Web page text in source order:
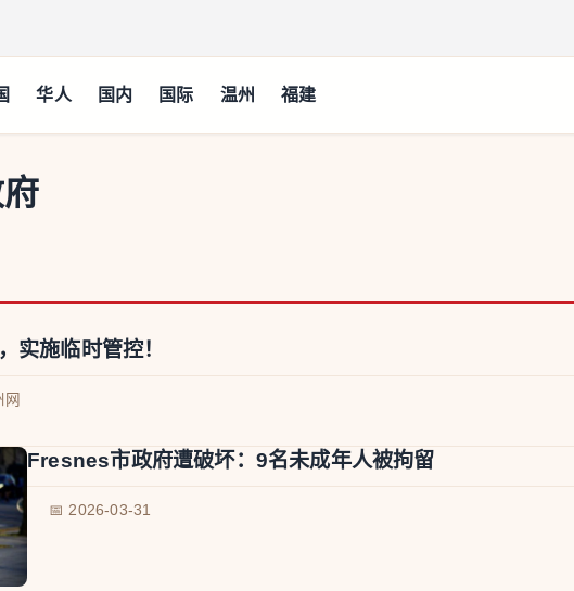
华人 国内 国际 温州 福建
实施临时管控！
网
Fresnes市政府遭破坏：9名未成年人被拘留
📅 2026-03-31